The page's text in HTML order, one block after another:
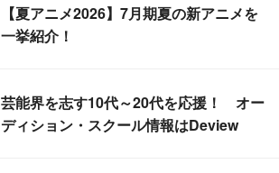
【夏アニメ2026】7月期夏の新アニメを
一挙紹介！
芸能界を志す10代～20代を応援！ オー
ディション・スクール情報はDeview